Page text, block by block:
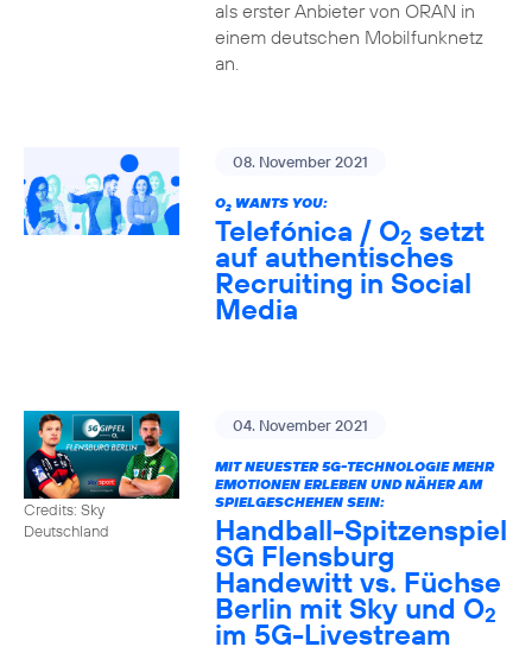
als erster Anbieter von ORAN in
einem deutschen Mobilfunknetz
an.
08. November 2021
O2WANTS YOU:
Telefónica / O2 setzt
auf authentisches
Recruiting in Social
Media
Credits: Sky
Deutschland
04. November 2021
MIT NEUESTER 5G-TECHNOLOGIE MEHR
EMOTIONEN ERLEBEN UND NÄHER AM
SPIELGESCHEHEN SEIN:
Handball-Spitzenspiel
SG Flensburg
Handewitt vs. Füchse
Berlin mit Sky und O2
im 5G-Livestream